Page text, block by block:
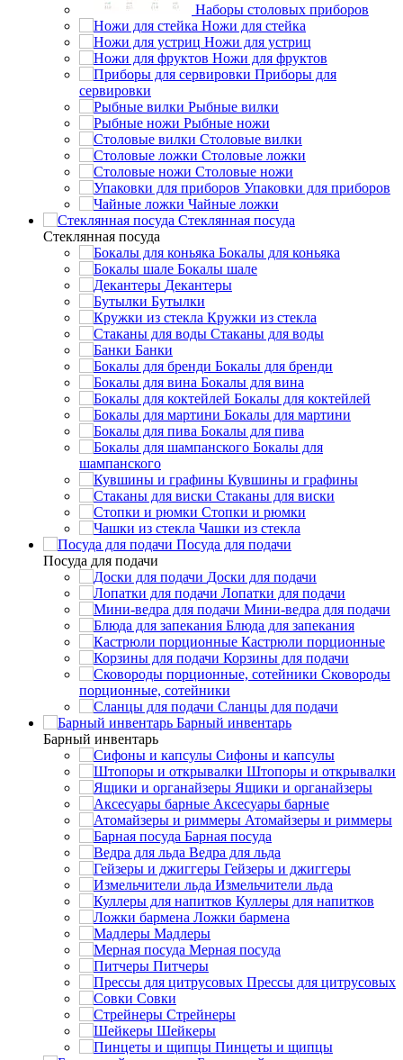
Наборы столовых приборов
Ножи для стейка
Ножи для устриц
Ножи для фруктов
Приборы для
сервировки
Рыбные вилки
Рыбные ножи
Столовые вилки
Столовые ложки
Столовые ножи
Упаковки для приборов
Чайные ложки
Стеклянная посуда
Стеклянная посуда
Бокалы для коньяка
Бокалы шале
Декантеры
Бутылки
Кружки из стекла
Стаканы для воды
Банки
Бокалы для бренди
Бокалы для вина
Бокалы для коктейлей
Бокалы для мартини
Бокалы для пива
Бокалы для
шампанского
Кувшины и графины
Стаканы для виски
Стопки и рюмки
Чашки из стекла
Посуда для подачи
Посуда для подачи
Доски для подачи
Лопатки для подачи
Мини-ведра для подачи
Блюда для запекания
Кастрюли порционные
Корзины для подачи
Сковороды
порционные, сотейники
Сланцы для подачи
Барный инвентарь
Барный инвентарь
Сифоны и капсулы
Штопоры и открывалки
Ящики и органайзеры
Аксесуары барные
Атомайзеры и риммеры
Барная посуда
Ведра для льда
Гейзеры и джиггеры
Измельчители льда
Куллеры для напитков
Ложки бармена
Мадлеры
Мерная посуда
Питчеры
Прессы для цитрусовых
Совки
Стрейнеры
Шейкеры
Пинцеты и щипцы